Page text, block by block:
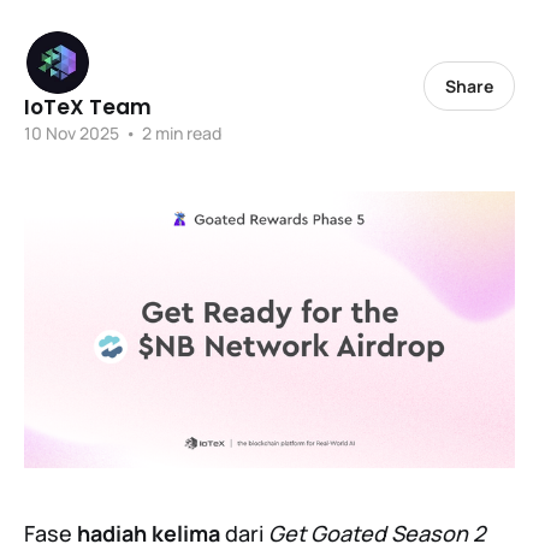
IoTeX Team
10 Nov 2025 • 2 min read
Share
Fase hadiah kelimadari Get Goated Season 2